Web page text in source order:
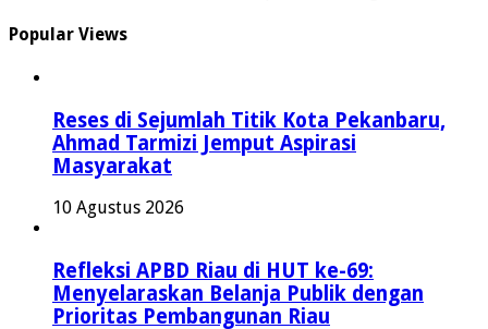
Popular Views
Reses di Sejumlah Titik Kota Pekanbaru,
Ahmad Tarmizi Jemput Aspirasi
Masyarakat
10 Agustus 2026
Refleksi APBD Riau di HUT ke-69:
Menyelaraskan Belanja Publik dengan
Prioritas Pembangunan Riau